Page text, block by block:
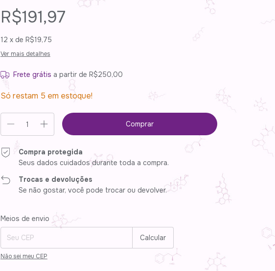
R$191,97
12 x de R$19,75
Ver mais detalhes
Frete grátis a partir deR$250,00
Só restam 5 em estoque!
Compra protegida
Seus dados cuidados durante toda a compra.
Trocas e devoluções
Se não gostar, você pode trocar ou devolver.
Entregas para o CEP:
Meios de envio
Calcular
Não sei meu CEP